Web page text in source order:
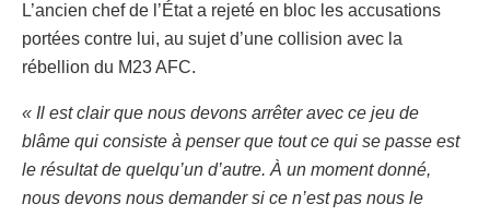
L’ancien chef de l’État a rejeté en bloc les accusations
portées contre lui, au sujet d’une collision avec la
rébellion du M23 AFC.
« Il est clair que nous devons arrêter avec ce jeu de
blâme qui consiste à penser que tout ce qui se passe est
le résultat de quelqu’un d’autre. À un moment donné,
nous devons nous demander si ce n’est pas nous le